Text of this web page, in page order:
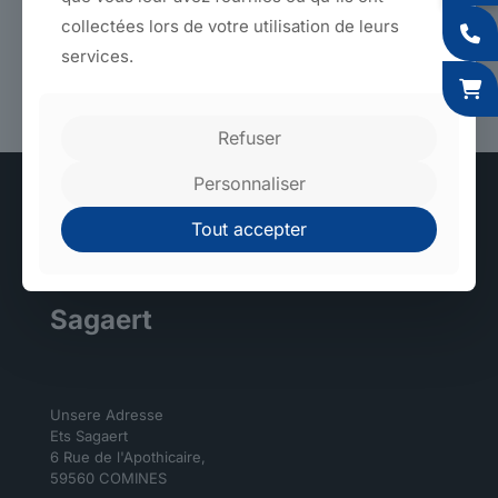
Sagaert
Unsere Adresse
Ets Sagaert
6 Rue de l'Apothicaire,
59560 COMINES
collectées lors de votre utilisation de leurs
services.
Refuser
Personnaliser
Tout accepter